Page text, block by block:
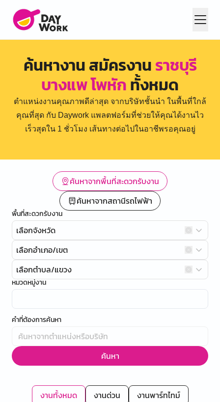
ค้นหางาน สมัครงานราชบุรี
บางแพ โพหักทั้งหมด
ตำแหน่งงานคุณภาพดีล่าสุด จากบริษัทชั้นนำ ในพื้นที่ใกล้
คุณที่สุด กับ Daywork แพลตฟอร์มที่ช่วยให้คุณได้งานไว
เร็วสุดใน 1 ชั่วโมง เส้นทางต่อไปในอาชีพรอคุณอยู่
ค้นหาจากพื้นที่สะดวกรับงาน
ค้นหาจากสถานีรถไฟฟ้า
พื้นที่สะดวกรับงาน
เลือกจังหวัด
เลือกอำเภอ/เขต
เลือกตำบล/แขวง
หมวดหมู่งาน
คำที่ต้องการค้นหา
ค้นหา
งานทั้งหมด งานด่วน
งานพาร์ทไทม์